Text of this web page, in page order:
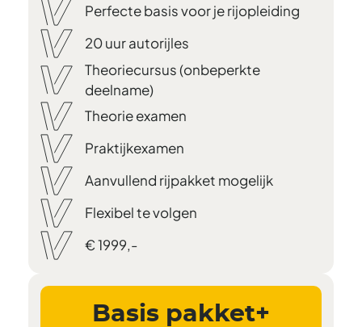
Perfecte basis voor je rijopleiding
20 uur autorijles
Theoriecursus (onbeperkte
deelname)
Theorie examen
Praktijkexamen
Aanvullend rijpakket mogelijk
Flexibel te volgen
€ 1999,-
Basis pakket+